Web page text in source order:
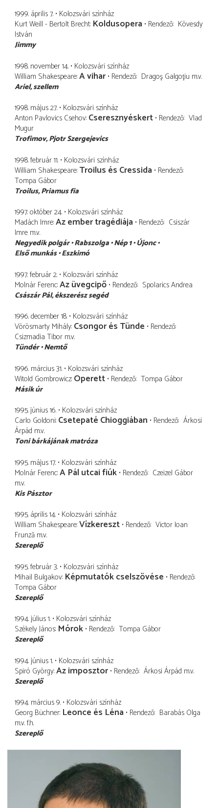
1999. április 7. Kolozsvári színház
Kurt Weill - Bertolt Brecht Koldusopera Rendező Kövesdy
István
Jimmy
1998. november 14. Kolozsvári színház
William Shakespeare A vihar Rendező Dragoş Galgoţiu m.v.
Ariel szellem
1998. május 27. Kolozsvári színház
Anton Pavlovics Csehov Cseresznyéskert Rendező Vlad
Mugur
Trofimov Pjotr Szergejevics
1998. február 11. Kolozsvári színház
William Shakespeare Troilus és Cressida Rendező
Tompa Gábor
Troilus Priamus fia
1997. október 24. Kolozsvári színház
Madách Imre Az ember tragédiája Rendező Csiszár
Imre m.v.
Negyedik polgár Rabszolga Nép 1 Újonc
Első munkás Eszkimó
1997. február 2. Kolozsvári színház
Molnár Ferenc Az üvegcipő Rendező Spolarics Andrea
Császár Pál ékszerész segéd
1996. december 18. Kolozsvári színház
Vörösmarty Mihály Csongor és Tünde Rendező
Csizmadia Tibor m.v.
Tündér Nemtő
1996. március 31. Kolozsvári színház
Witold Gombrowicz Operett Rendező Tompa Gábor
Másik úr
1995. június 16. Kolozsvári színház
Carlo Goldoni Csetepaté Chioggiában Rendező Árkosi
Árpád m.v.
Toni bárkájának matróza
1995. május 17. Kolozsvári színház
Molnár Ferenc A Pál utcai fiúk Rendező Czeizel Gábor
m.v.
Kis Pásztor
1995. április 14. Kolozsvári színház
William Shakespeare Vízkereszt Rendező Victor Ioan
Frunză m.v.
Szereplő
1995. február 3. Kolozsvári színház
Mihail Bulgakov Képmutatók cselszövése Rendező
Tompa Gábor
Szereplő
1994. július 1. Kolozsvári színház
Székely János Mórok Rendező Tompa Gábor
Szereplő
1994. június 1. Kolozsvári színház
Spiró György Az imposztor Rendező Árkosi Árpád m.v.
Szereplő
1994. március 9. Kolozsvári színház
Georg Büchner Leonce és Léna Rendező Barabás Olga
m.v. f.h.
Szereplő